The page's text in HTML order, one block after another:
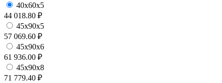
40х60х5
44 018.80 ₽
45х90х5
57 069.60 ₽
45х90х6
61 936.00 ₽
45х90х8
71 779.40 ₽